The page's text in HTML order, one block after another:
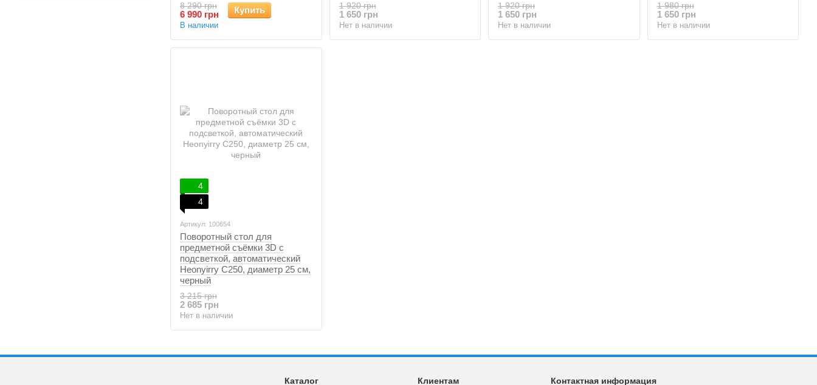
8 290 грн
6 990 грн Купить
В наличии
1 920 грн
1 650 грн
Нет в наличии
1 920 грн
1 650 грн
Нет в наличии
1 980 грн
1 650 грн
Нет в наличии
4
4
Артикул: 100654
Поворотный стол для
предметной съёмки 3D с
подсветкой, автоматический
Heonyirry C250, диаметр 25 см,
черный
3 215 грн
2 685 грн
Нет в наличии
Каталог Клиентам Контактная информация